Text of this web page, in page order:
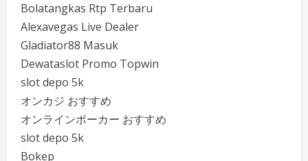
Bolatangkas Rtp Terbaru
Alexavegas Live Dealer
Gladiator88 Masuk
Dewataslot Promo Topwin
slot depo 5k
オンカジ おすすめ
オンラインポーカー おすすめ
slot depo 5k
Bokep